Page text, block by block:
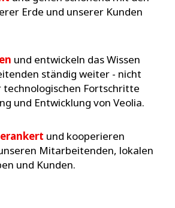
Erde und unserer Kunden
und entwickeln das Wissen
ständig weiter - nicht
technologischen Fortschritte
und Entwicklung von Veolia.
und kooperieren
Mitarbeitenden, lokalen
und Kunden.